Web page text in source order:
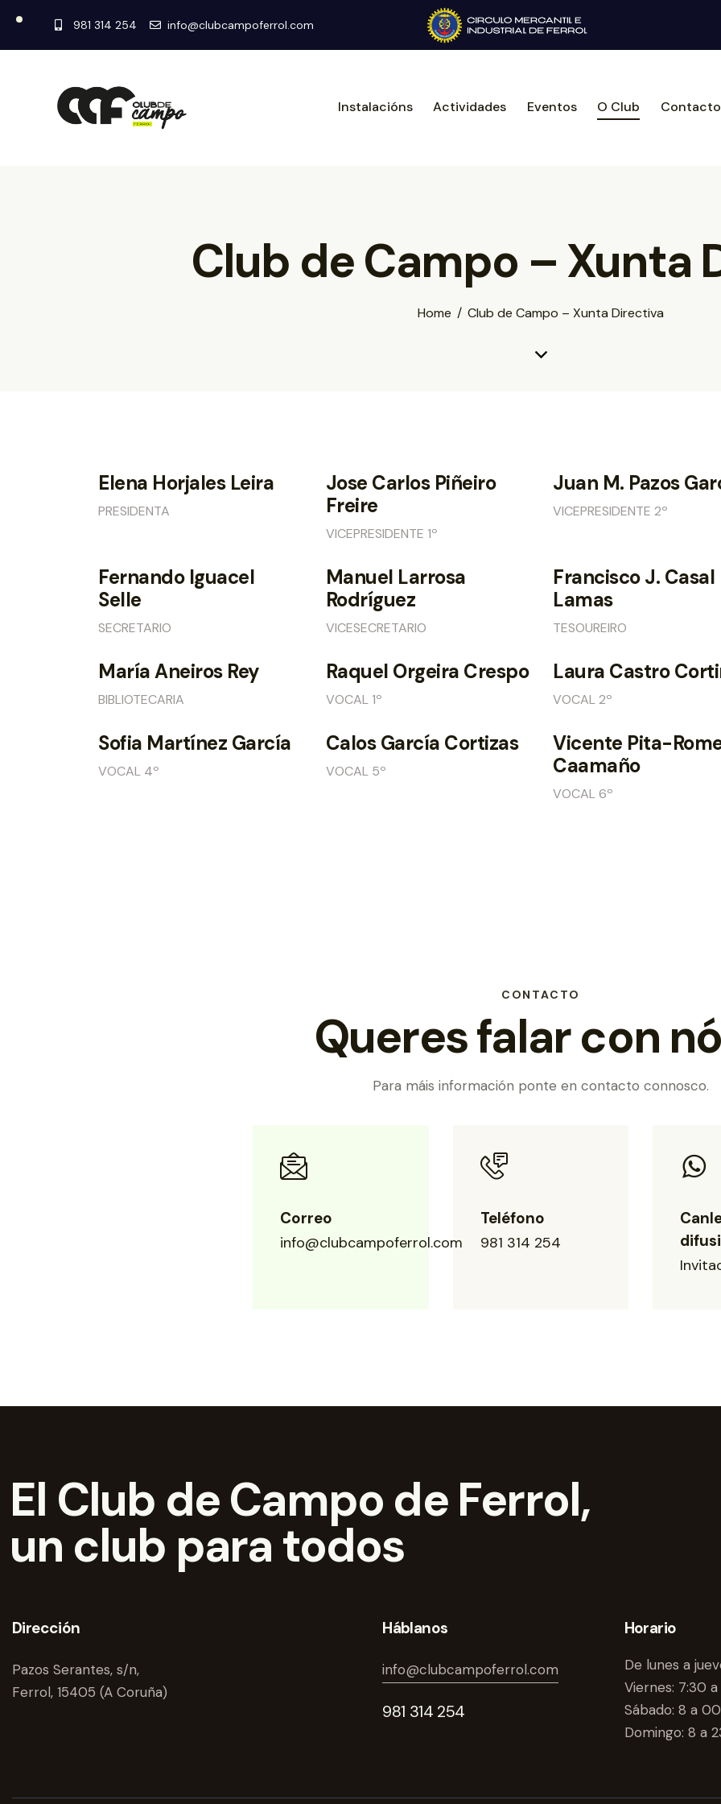
981 314 254 info@clubcampoferrol.com
Instalacións Actividades Eventos O Club Contacto
Club de Campo – Xunta
Home Club de Campo – Xunta Directiva
Elena Horjales Leira
PRESIDENTA
Jose Carlos Piñeiro
Freire
VICEPRESIDENTE 1º
Juan M. Pazos
VICEPRESIDENTE 2º
Fernando Iguacel
Selle
SECRETARIO
Manuel Larrosa
Rodríguez
VICESECRETARIO
Francisco J. Casal
Lamas
TESOUREIRO
María Aneiros Rey
BIBLIOTECARIA
Raquel Orgeira Crespo
VOCAL 1º
Laura Castro
VOCAL 2º
Sofia Martínez García
VOCAL 4º
Calos García Cortizas
VOCAL 5º
Vicente Pita-
Caamaño
VOCAL 6º
CONTACTO
Queres falar con
Para máis información ponte en contacto connosco.
Correo
info@clubcampoferrol.com
Teléfono
981 314 254
El Club de Campo de Ferrol,
un club para todos
Dirección
Pazos Serantes, s/n,
Ferrol, 15405 (A Coruña)
Háblanos
info@clubcampoferrol.com
981 314 254
Horario
De lunes a
Viernes: 7:30
Sábado: 8 a
Domingo: 8 a